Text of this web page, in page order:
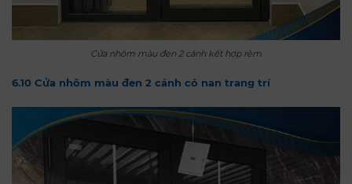
Cửa nhôm màu đen 2 cánh kết hợp rèm
6.10 Cửa nhôm màu đen 2 cánh có nan trang trí